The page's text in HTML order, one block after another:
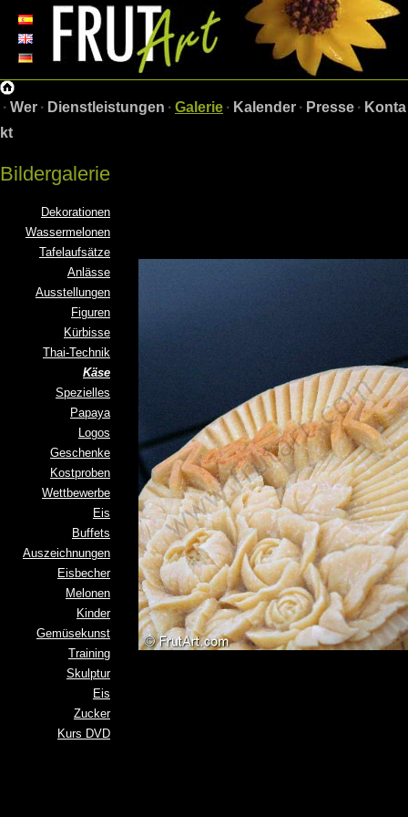
· Wer · Dienstleistungen · Galerie · Kalender · Presse · Konta
kt
Bildergalerie
Dekorationen
Wassermelonen
Tafelaufsätze
Anlässe
Ausstellungen
Figuren
Kürbisse
Thai-Technik
Käse
Spezielles
Papaya
Logos
Geschenke
Kostproben
Wettbewerbe
Eis
Buffets
Auszeichnungen
Eisbecher
Melonen
Kinder
Gemüsekunst
Training
Skulptur
Eis
Zucker
Kurs DVD